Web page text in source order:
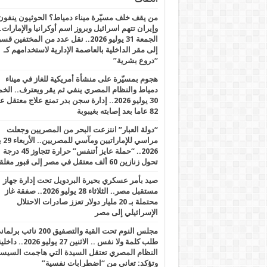
من يقف خلف مسيّرة ميناء دمياط؟ الحوثيون
وإيران تتهم اسرائيل وبروز اسم أوكرانيا
الجمعة 31 يوليو 2026.. نقل عدد من المختفين
إلى مقر الداخلية بالعاصمة الإدارية لاستخدامهم كـ
“دروع بشرية”
هجوم بمسيّرة على منشأة أمريكية للغاز في ميناء
دمياط والنظام المصري ينفي ثم يقر ويعترف..
30 يوليو 2026.. إدارة سجن بدر تمنع علاج
82 عاما بعد إصابته بغيبوبة
“دولة العبار” انتزعت البحر من المصريين وجعلت
2026.. “حملة عايز أتنفس” حرارة تتجاوز 45 درجة
تحول زنازين 60 ألف معتقل في مصر إلى قبور مغلقة
صيد بأمر عسكري بحيرة البردويل تحت إدارة جهاز
مستقبل مصر.. الثلاثاء 28 يوليو 2026.. صفقة غاز
محتملة بـ 20 مليار دولار تعزز صادرات الاحتلال
الإسرائيلي إلى مصر
مجلس النوم تحت القبة والتصفيق 200
طلب كلمة ولا نفس .. الاثنين 27 يوليو 2026..
النظام المصري تعتقل السيدة التي هاجمت
وتؤكد: تعاني من “اضطرابات نفسية”